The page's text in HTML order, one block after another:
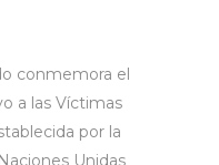
conmemora el
a las Víctimas
por la
Unidas